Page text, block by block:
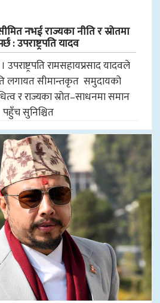
नभई राज्यका नीति र स्रोतमा
: उपराष्ट्रपति यादव
रामसहायप्रसाद यादवले
लगायत सीमान्तकृत समुदायको
र राज्यका स्रोत–साधनमा समान
पहुँच सुनिश्चित